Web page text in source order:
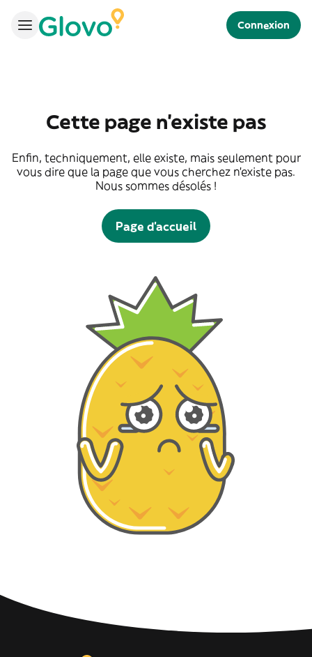
Connexion
Cette page n'existe pas
Enfin, techniquement, elle existe, mais seulement pour
vous dire que la page que vous cherchez n'existe pas.
Nous sommes désolés !
Page d'accueil